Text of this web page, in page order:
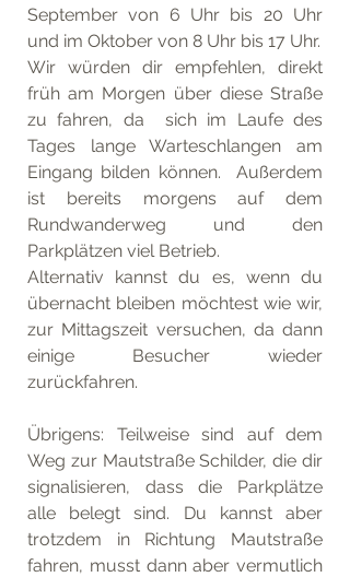
September von 6 Uhr bis 20 Uhr
Wir würden dir empfehlen, direkt
früh am Morgen über diese Straße
zu fahren, da  sich im Laufe des
Tages lange Warteschlangen am
Eingang bilden können.  Außerdem
ist bereits morgens auf dem
Rundwanderweg und den
Parkplätzen viel Betrieb.
Alternativ kannst du es, wenn du
übernacht bleiben möchtest wie wir,
zur Mittagszeit versuchen, da dann
einige Besucher wieder
zurückfahren.
Übrigens: Teilweise sind auf dem
Weg zur Mautstraße Schilder, die dir
signalisieren, dass die Parkplätze
alle belegt sind. Du kannst aber
trotzdem in Richtung Mautstraße
fahren, musst dann aber vermutlich